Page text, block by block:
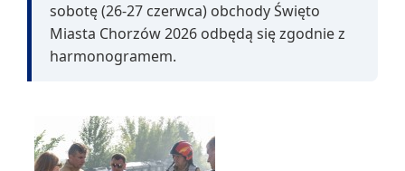
sobotę (26-27 czerwca) obchody Święto
Miasta Chorzów 2026 odbędą się zgodnie z
harmonogramem.